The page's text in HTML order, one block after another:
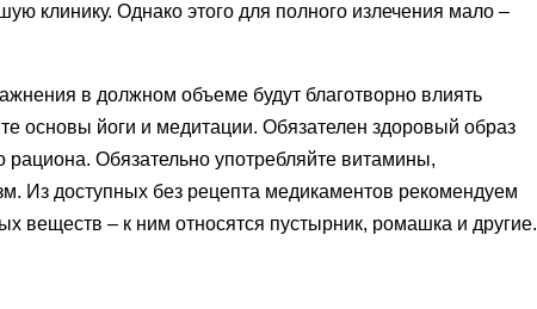
клинику. Однако этого для полного излечения мало –
в должном объеме будут благотворно влиять
основы йоги и медитации. Обязателен здоровый образ
рациона. Обязательно употребляйте витамины,
Из доступных без рецепта медикаментов рекомендуем
веществ – к ним относятся пустырник, ромашка и другие.